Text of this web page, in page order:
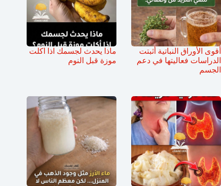
أقوى الأوراق النباتية أثبتت
الدراسات فعاليتها في دعم
الجسم
ماذا يحدث لجسمك اذا اكلت
موزة قبل النوم